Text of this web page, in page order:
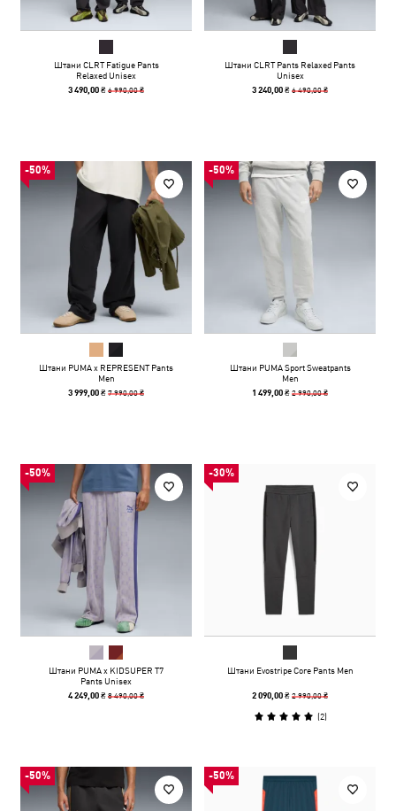
Штани CLRT Fatigue Pants
Relaxed Unisex
3 490,00 ₴6 990,00 ₴
Штани CLRT Pants Relaxed Pants
Unisex
3 240,00 ₴6 490,00 ₴
-50%
Штани PUMA x REPRESENT Pants
Men
3 999,00 ₴7 990,00 ₴
-50%
Штани PUMA Sport Sweatpants
Men
1 499,00 ₴2 990,00 ₴
-50%
Штани PUMA x KIDSUPER T7
Pants Unisex
4 249,00 ₴8 490,00 ₴
-30%
Штани Evostripe Core Pants Men
2 090,00 ₴2 990,00 ₴
(2)
-50% -50%